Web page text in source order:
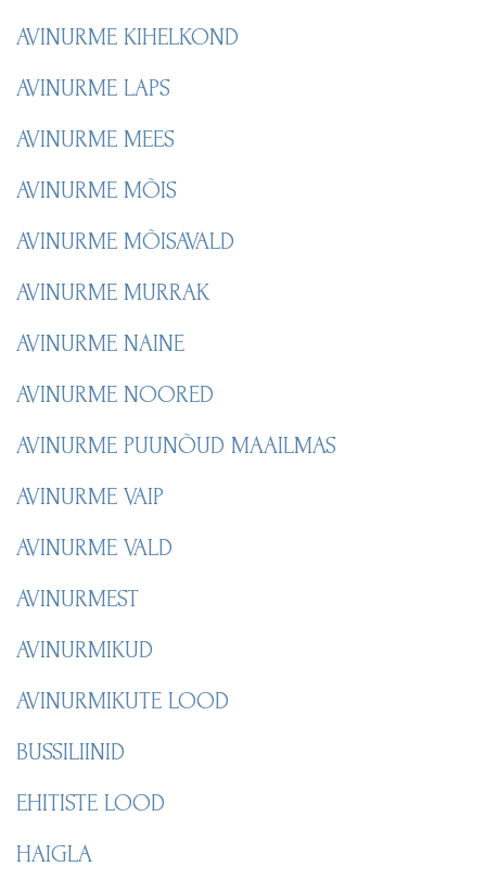
AVINURME KIHELKOND
AVINURME LAPS
AVINURME MEES
AVINURME MÕIS
AVINURME MÕISAVALD
AVINURME MURRAK
AVINURME NAINE
AVINURME NOORED
AVINURME PUUNÕUD MAAILMAS
AVINURME VAIP
AVINURME VALD
AVINURMEST
AVINURMIKUD
AVINURMIKUTE LOOD
BUSSILIINID
EHITISTE LOOD
HAIGLA